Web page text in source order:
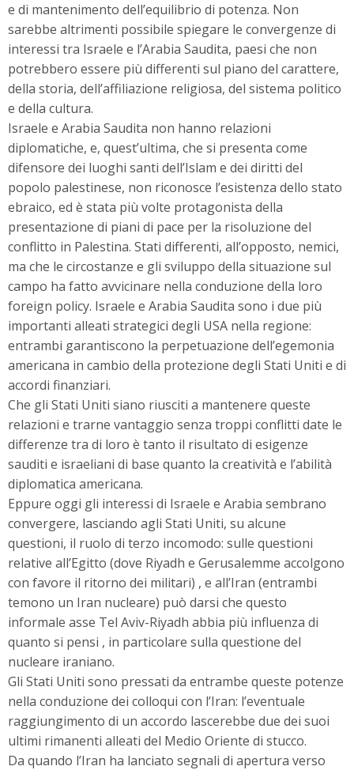
e di mantenimento dell’equilibrio di potenza. Non
sarebbe altrimenti possibile spiegare le convergenze di
interessi tra Israele e l’Arabia Saudita, paesi che non
potrebbero essere più differenti sul piano del carattere,
della storia, dell’affiliazione religiosa, del sistema politico
e della cultura.
Israele e Arabia Saudita non hanno relazioni
diplomatiche, e, quest’ultima, che si presenta come
difensore dei luoghi santi dell’Islam e dei diritti del
popolo palestinese, non riconosce l’esistenza dello stato
ebraico, ed è stata più volte protagonista della
presentazione di piani di pace per la risoluzione del
conflitto in Palestina. Stati differenti, all’opposto, nemici,
ma che le circostanze e gli sviluppo della situazione sul
campo ha fatto avvicinare nella conduzione della loro
foreign policy. Israele e Arabia Saudita sono i due più
importanti alleati strategici degli USA nella regione:
entrambi garantiscono la perpetuazione dell’egemonia
americana in cambio della protezione degli Stati Uniti e di
accordi finanziari.
Che gli Stati Uniti siano riusciti a mantenere queste
relazioni e trarne vantaggio senza troppi conflitti date le
differenze tra di loro è tanto il risultato di esigenze
sauditi e israeliani di base quanto la creatività e l’abilità
diplomatica americana.
Eppure oggi gli interessi di Israele e Arabia sembrano
convergere, lasciando agli Stati Uniti, su alcune
questioni, il ruolo di terzo incomodo: sulle questioni
relative all’Egitto (dove Riyadh e Gerusalemme accolgono
con favore il ritorno dei militari) , e all’Iran (entrambi
temono un Iran nucleare) può darsi che questo
informale asse Tel Aviv-Riyadh abbia più influenza di
quanto si pensi , in particolare sulla questione del
nucleare iraniano.
Gli Stati Uniti sono pressati da entrambe queste potenze
nella conduzione dei colloqui con l’Iran: l’eventuale
raggiungimento di un accordo lascerebbe due dei suoi
ultimi rimanenti alleati del Medio Oriente di stucco.
Da quando l’Iran ha lanciato segnali di apertura verso